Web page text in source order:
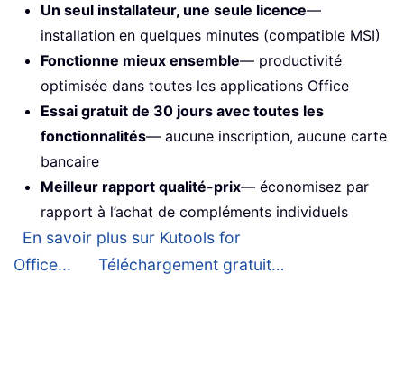
Un seul installateur, une seule licence—
installation en quelques minutes (compatible MSI)
Fonctionne mieux ensemble— productivité
optimisée dans toutes les applications Office
Essai gratuit de 30 jours avec toutes les
fonctionnalités— aucune inscription, aucune carte
bancaire
Meilleur rapport qualité-prix— économisez par
rapport à l’achat de compléments individuels
En savoir plus sur Kutools for
Office...
Téléchargement gratuit…